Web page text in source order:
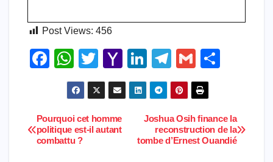
Post Views: 456
F
e
b
W
h
at
s
A
T
wi
tt
er
Y
a
h
Li
n
k
e
dI
T
el
e
gr
a
G
m
ail
e
Navigation
de
Joshua Osih finance la
reconstruction de la
tombe d’Ernest Ouandié
Pourquoi cet homme
politique est-il autant
combattu ?